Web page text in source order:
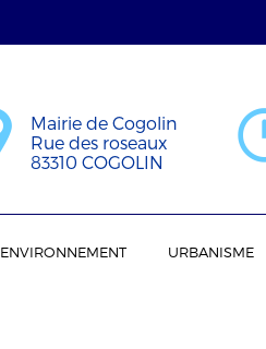
Mairie de Cogolin
Rue des roseaux
83310 COGOLIN
ENVIRONNEMENT URBANISME